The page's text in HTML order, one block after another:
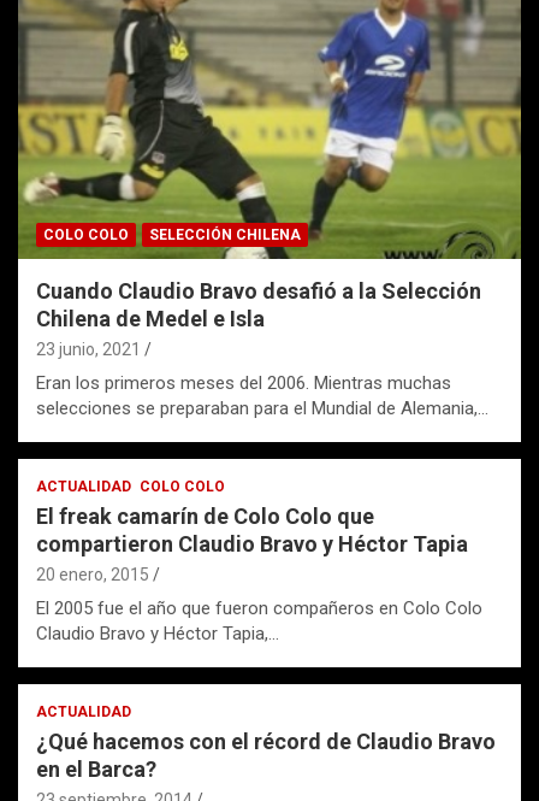
COLO COLO SELECCIÓN CHILENA
Cuando Claudio Bravo desafió a la Selección
Chilena de Medel e Isla
23 junio, 2021
Eran los primeros meses del 2006. Mientras muchas
selecciones se preparaban para el Mundial de Alemania,…
ACTUALIDAD COLO COLO
El freak camarín de Colo Colo que
compartieron Claudio Bravo y Héctor Tapia
20 enero, 2015
El 2005 fue el año que fueron compañeros en Colo Colo
Claudio Bravo y Héctor Tapia,…
ACTUALIDAD
¿Qué hacemos con el récord de Claudio Bravo
en el Barca?